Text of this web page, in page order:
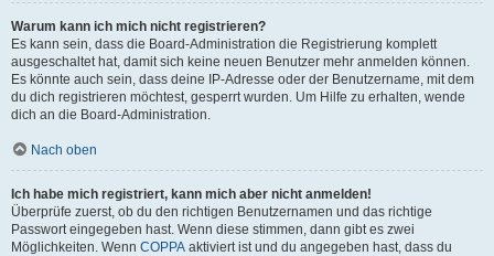
Warum kann ich mich nicht registrieren?
Es kann sein, dass die Board-Administration die Registrierung komplett
ausgeschaltet hat, damit sich keine neuen Benutzer mehr anmelden können.
Es könnte auch sein, dass deine IP-Adresse oder der Benutzername, mit dem
du dich registrieren möchtest, gesperrt wurden. Um Hilfe zu erhalten, wende
dich an die Board-Administration.
Nach oben
Ich habe mich registriert, kann mich aber nicht anmelden!
Überprüfe zuerst, ob du den richtigen Benutzernamen und das richtige
Passwort eingegeben hast. Wenn diese stimmen, dann gibt es zwei
Möglichkeiten. Wenn COPPA aktiviert ist und du angegeben hast, dass du